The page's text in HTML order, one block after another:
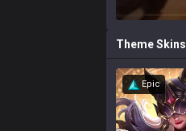
ThemeSkins
Epic